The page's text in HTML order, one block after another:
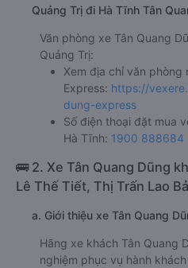
Quảng Trị đi Hà Tĩnh Tân
Văn phòng xe Tân Quang
Quảng Trị:
Xem địa chỉ văn phòng
Express: https://
dung-express
Số điện thoại đặt mua
Hà Tĩnh: 1900 888684
🚌 2. Xe Tân Quang Dũng
Lê Thế Tiết, Thị Trấn Lao
a. Giới thiệu xe Tân Quang
Hãng xe khách Tân Quang
nghiệm phục vụ hành